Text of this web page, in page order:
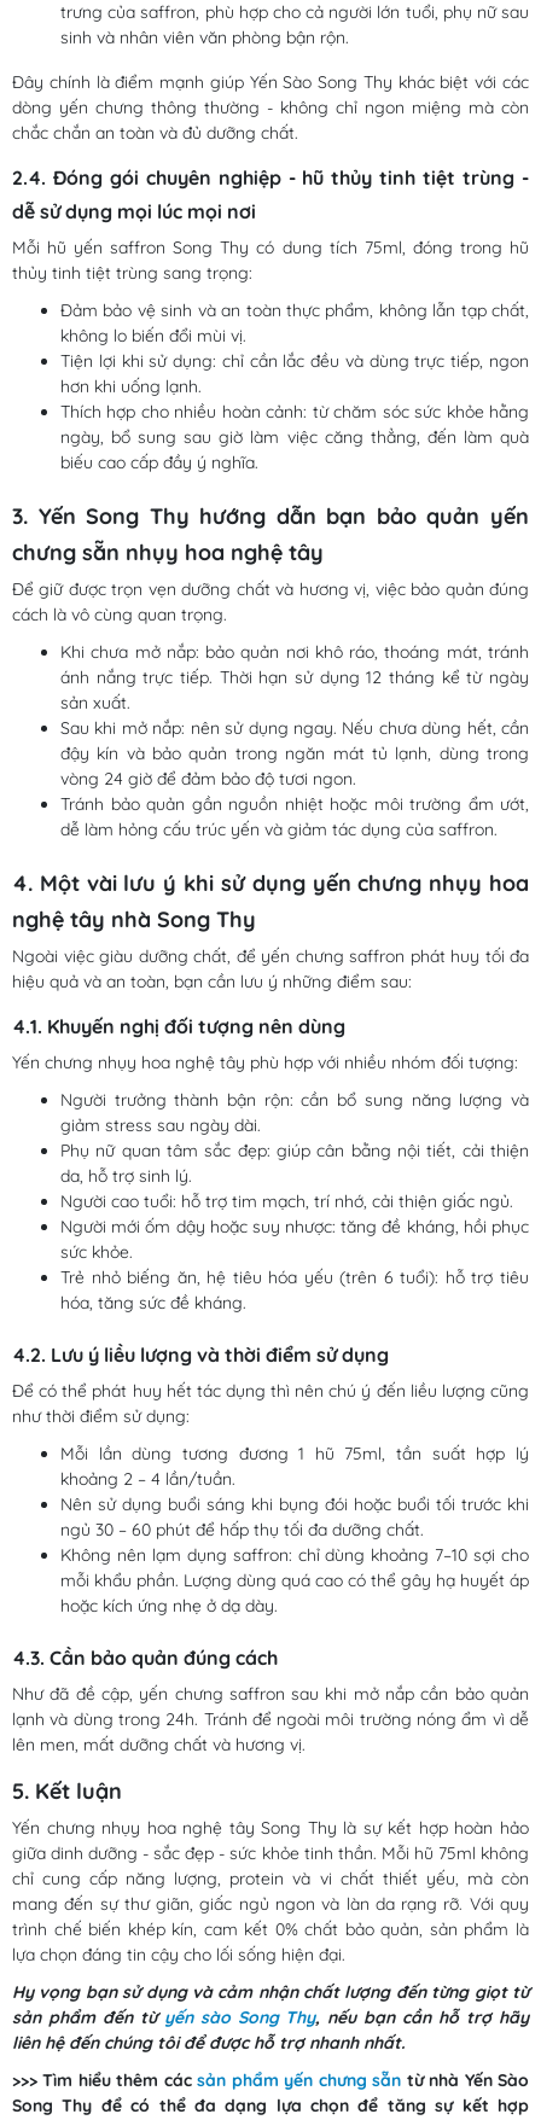
trưng của saffron, phù hợp cho cả người lớn tuổi, phụ nữ sau
sinh và nhân viên văn phòng bận rộn.
Đây chính là điểm mạnh giúp Yến Sào Song Thy khác biệt với các
dòng yến chưng thông thường - không chỉ ngon miệng mà còn
chắc chắn an toàn và đủ dưỡng chất.
2.4. Đóng gói chuyên nghiệp - hũ thủy tinh tiệt trùng -
dễ sử dụng mọi lúc mọi nơi
Mỗi hũ yến saffron Song Thy có dung tích 75ml, đóng trong hũ
thủy tinh tiệt trùng sang trọng:
Đảm bảo vệ sinh và an toàn thực phẩm, không lẫn tạp chất,
không lo biến đổi mùi vị.
Tiện lợi khi sử dụng: chỉ cần lắc đều và dùng trực tiếp, ngon
hơn khi uống lạnh.
Thích hợp cho nhiều hoàn cảnh: từ chăm sóc sức khỏe hằng
ngày, bổ sung sau giờ làm việc căng thẳng, đến làm quà
biếu cao cấp đầy ý nghĩa.
3. Yến Song Thy hướng dẫn bạn bảo quản yến
chưng sẵn nhụy hoa nghệ tây
Để giữ được trọn vẹn dưỡng chất và hương vị, việc bảo quản đúng
cách là vô cùng quan trọng.
Khi chưa mở nắp: bảo quản nơi khô ráo, thoáng mát, tránh
ánh nắng trực tiếp. Thời hạn sử dụng 12 tháng kể từ ngày
sản xuất.
Sau khi mở nắp: nên sử dụng ngay. Nếu chưa dùng hết, cần
đậy kín và bảo quản trong ngăn mát tủ lạnh, dùng trong
vòng 24 giờ để đảm bảo độ tươi ngon.
Tránh bảo quản gần nguồn nhiệt hoặc môi trường ẩm ướt,
dễ làm hỏng cấu trúc yến và giảm tác dụng của saffron.
4. Một vài lưu ý khi sử dụng yến chưng nhụy hoa
nghệ tây nhà Song Thy
Ngoài việc giàu dưỡng chất, để yến chưng saffron phát huy tối đa
hiệu quả và an toàn, bạn cần lưu ý những điểm sau:
4.1. Khuyến nghị đối tượng nên dùng
Yến chưng nhụy hoa nghệ tây phù hợp với nhiều nhóm đối tượng:
Người trưởng thành bận rộn: cần bổ sung năng lượng và
giảm stress sau ngày dài.
Phụ nữ quan tâm sắc đẹp: giúp cân bằng nội tiết, cải thiện
da, hỗ trợ sinh lý.
Người cao tuổi: hỗ trợ tim mạch, trí nhớ, cải thiện giấc ngủ.
Người mới ốm dậy hoặc suy nhược: tăng đề kháng, hồi phục
sức khỏe.
Trẻ nhỏ biếng ăn, hệ tiêu hóa yếu (trên 6 tuổi): hỗ trợ tiêu
hóa, tăng sức đề kháng.
4.2. Lưu ý liều lượng và thời điểm sử dụng
Để có thể phát huy hết tác dụng thì nên chú ý đến liều lượng cũng
như thời điểm sử dụng:
Mỗi lần dùng tương đương 1 hũ 75ml, tần suất hợp lý
khoảng 2 – 4 lần/tuần.
Nên sử dụng buổi sáng khi bụng đói hoặc buổi tối trước khi
ngủ 30 – 60 phút để hấp thụ tối đa dưỡng chất.
Không nên lạm dụng saffron: chỉ dùng khoảng 7–10 sợi cho
mỗi khẩu phần. Lượng dùng quá cao có thể gây hạ huyết áp
hoặc kích ứng nhẹ ở dạ dày.
4.3. Cần bảo quản đúng cách
Như đã đề cập, yến chưng saffron sau khi mở nắp cần bảo quản
lạnh và dùng trong 24h. Tránh để ngoài môi trường nóng ẩm vì dễ
lên men, mất dưỡng chất và hương vị.
5. Kết luận
Yến chưng nhụy hoa nghệ tây Song Thy là sự kết hợp hoàn hảo
giữa dinh dưỡng - sắc đẹp - sức khỏe tinh thần. Mỗi hũ 75ml không
chỉ cung cấp năng lượng, protein và vi chất thiết yếu, mà còn
mang đến sự thư giãn, giấc ngủ ngon và làn da rạng rỡ. Với quy
trình chế biến khép kín, cam kết 0% chất bảo quản, sản phẩm là
lựa chọn đáng tin cậy cho lối sống hiện đại.
Hy vọng bạn sử dụng và cảm nhận chất lượng đến từng giọt từ
sản phẩm đến từ yến sào Song Thy, nếu bạn cần hỗ trợ hãy
liên hệ đến chúng tôi để được hỗ trợ nhanh nhất.
>>> Tìm hiểu thêm cácsản phẩm yến chưng sẵn từ nhà Yến Sào
Song Thy để có thể đa dạng lựa chọn để tăng sự kết hợp